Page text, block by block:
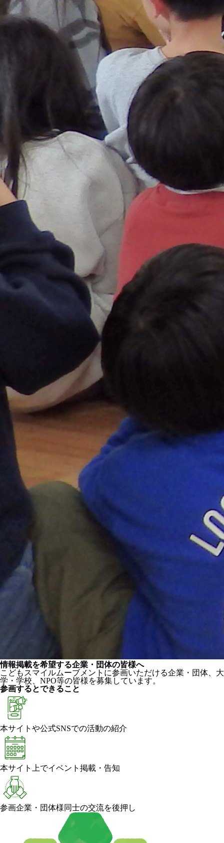
情報掲載を希望する企業・団体の皆様へ
こどもスマイルムーブメントに参画いただける企業・団体、大
学・学校、NPO等の皆様を募集しています。
参画するとできること
本サイトや公式SNSでの活動の紹介
本サイト上でイベント掲載・告知
参画企業・団体様同士の交流を後押し